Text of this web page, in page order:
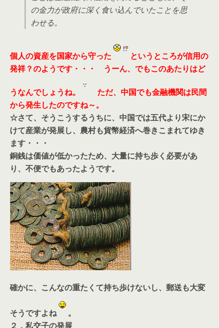
の金力が政府に深く食い込んでいたことを思
わせる。
個人の資産を国家から守った
というところが信用の
発祥？のようです・・・ うーん、でもこのあたりはど
うなんでしょうね。
ただ、中国でも金融機関は民間
から発生したのですね～。
☆さて、そうこうするうちに、中国では五代より宋にか
けて産業が発展し、農村も貨幣経済へ巻きこまれてゆき
ます・・・
銅銭は価値が低かったため、大量に持ち歩く必要があ
り、不便でもあったようです。
確かに、こんなの重たくて持ち歩けないし、郵送も大変
そうですよね
。
２．私交子の発展